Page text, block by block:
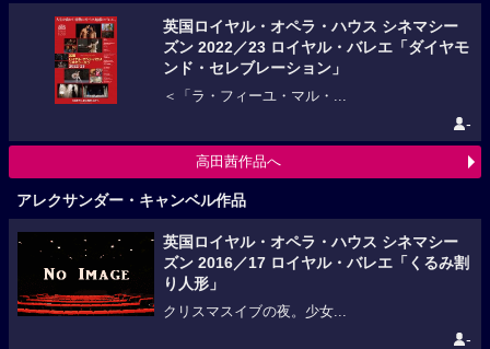
英国ロイヤル・オペラ・ハウス シネマシー
ズン 2022／23 ロイヤル・バレエ「ダイヤモ
ンド・セレブレーション」
＜「ラ・フィーユ・マル・...
-
高田茜作品へ
アレクサンダー・キャンベル作品
英国ロイヤル・オペラ・ハウス シネマシー
ズン 2016／17 ロイヤル・バレエ「くるみ割
り人形」
クリスマスイブの夜。少女...
-